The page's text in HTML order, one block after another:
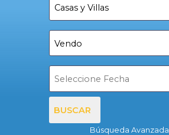
BUSCAR
Búsqueda Avanzada